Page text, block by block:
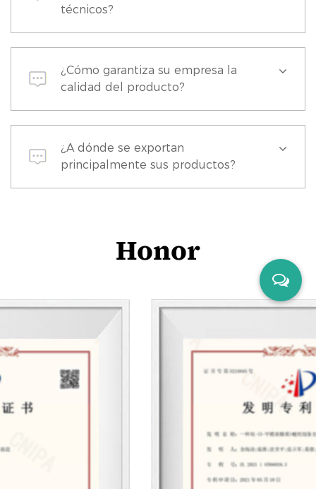
técnicos?
¿Cómo garantiza su empresa la
calidad del producto?
¿A dónde se exportan
principalmente sus productos?
Honor